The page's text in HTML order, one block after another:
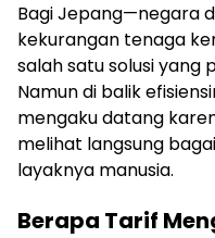
Bagi Jepang—negara
kekurangan tenaga
salah satu solusi yang
Namun di balik
mengaku datang
melihat langsung
layaknya manusia.
Berapa Tarif